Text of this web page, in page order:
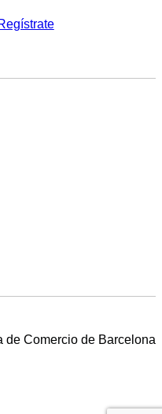
de Comercio de Barcelona